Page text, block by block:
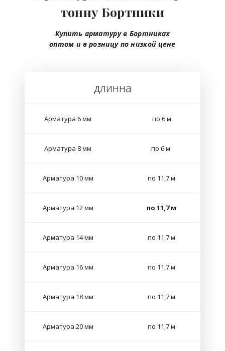
тонну Бортники
Купить арматуру в Бортниках
оптом и в розницу по низкой цене
длинна
Арматура 6 мм по 6 м
Арматура 8 мм по 6 м
Арматура 10 мм по 11,7 м
Арматура 12 мм по 11,7 м
Арматура 14 мм по 11,7 м
Арматура 16 мм по 11,7 м
Арматура 18 мм по 11,7 м
Арматура 20 мм по 11,7 м